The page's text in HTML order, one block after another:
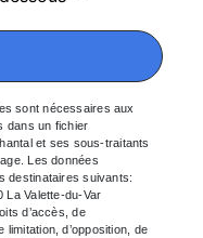
sont nécessaires aux
dans un fichier
et ses sous-traitants
Les données
destinataires suivants:
La Valette-du-Var
d’accès, de
limitation, d’opposition, de